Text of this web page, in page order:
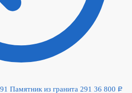
Памятник из гранита 291 36 800 ₽